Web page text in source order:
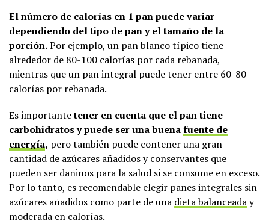
El número de calorías en 1 pan puede variar
dependiendo del tipo de pan y el tamaño de la
porción.Por ejemplo, un pan blanco típico tiene
alrededor de 80-100 calorías por cada rebanada,
mientras que un pan integral puede tener entre 60-80
calorías por rebanada.
Es importantetener en cuenta que el pan tiene
carbohidratos y puede ser una buenafuente de
energía, pero también puede contener una gran
cantidad de azúcares añadidos y conservantes que
pueden ser dañinos para la salud si se consume en exceso.
Por lo tanto, es recomendable elegir panes integrales sin
azúcares añadidos como parte de una dieta balanceaday
moderada en calorías.